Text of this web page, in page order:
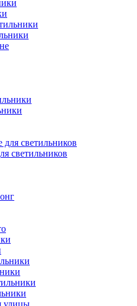
светильников